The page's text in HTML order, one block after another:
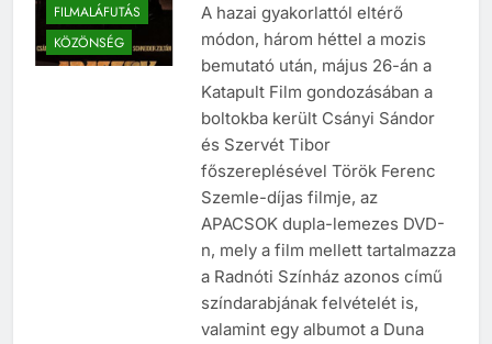
FILMALÁFUTÁS
KÖZÖNSÉG
A hazai gyakorlattól eltérő
módon, három héttel a mozis
bemutató után, május 26-án a
Katapult Film gondozásában a
boltokba került Csányi Sándor
és Szervét Tibor
főszereplésével Török Ferenc
Szemle-díjas filmje, az
APACSOK dupla-lemezes DVD-
n, mely a film mellett tartalmazza
a Radnóti Színház azonos című
színdarabjának felvételét is,
valamint egy albumot a Duna